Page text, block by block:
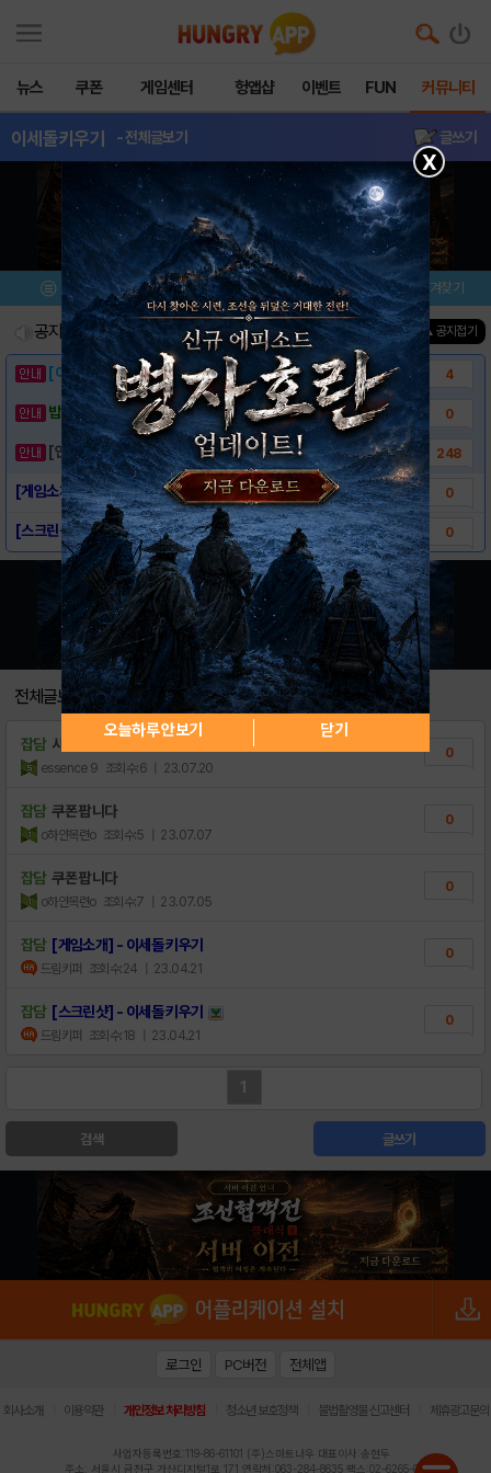
뉴스 쿠폰 게임센터 헝앱샵 이벤트 FUN 커뮤니티
이세돌키우기 - 전체글보기 글쓰기
메뉴 이벤트/미션 설치/평가 즐겨찾기
공지사항 진행중인 이벤트0 ▲ 공지접기
[이벤트] 웃음으로 매일매일 해피! 유머 게시.. 4
밥알이의 헝앱통신 ⑲ “밥알이, 드디어 멀티를.. 0
[안내] 헝그리앱 필수 상식! 밥알 획득 안내.. 248
[게임소개] - 이세돌 키우기 0
[스크린샷] - 이세돌 키우기 0
전체글보기
잡담 사전 등록 쿠폰 0.1
essence 9 조회수:6 | 23.07.20
0
잡담 쿠폰 팝니다
o하얀목련o 조회수:5 | 23.07.07
0
잡담 쿠폰 팝니다
o하얀목련o 조회수:7 | 23.07.05
0
잡담 [게임소개] - 이세돌 키우기
드림키퍼 조회수:24 | 23.04.21
0
잡담 [스크린샷] - 이세돌 키우기
드림키퍼 조회수:18 | 23.04.21
0
1
검색 글쓰기
X
오늘하루 안보기 닫기
로그인 PC버전 전체앱
회사소개 이용약관 개인정보 처리방침 청소년 보호정책 불법촬영물 신고센터 제휴광고문의
사업자등록번호:119-86-61101 (주)스마트나우 대표이사:송현두
주소: 서울시 금천구 가산디지털1로 171 연락처:063-284-8635 팩스:02-6265-0377